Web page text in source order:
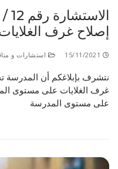
إصلاح غرف
15/11/2021 استشارات و
نتشرف بإبلاغكم أن المدرسة
غرف الغلايات على مستوى
على مستوى المدرسة